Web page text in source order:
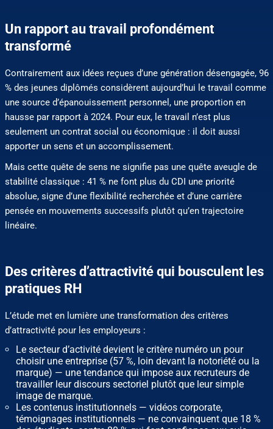
Un rapport au travail profondément
transformé
Contrairement aux idées reçues d’une génération désengagée, 96
% des jeunes diplômés considèrent aujourd’hui le travail comme
une source d’épanouissement personnel, une proportion en
hausse par rapport à 2024. Pour eux, le travail n’est plus
seulement un contrat social ou économique : il doit aussi
apporter un sens et un accomplissement.
Mais cette quête de sens ne signifie pas une quête aveugle de
stabilité classique : 41 % ne font plus du CDI une priorité
absolue, signe d’une flexibilité recherchée et d’une carrière
pensée en mouvements successifs plutôt qu’en trajectoire
linéaire.
Des critères d’attractivité qui bousculent les
pratiques RH
L’étude met en lumière une transformation des critères
d’attractivité pour les employeurs :
Le secteur d’activité devient le critère numéro un pour
choisir une entreprise (57 %, loin devant la notoriété ou la
marque) — une tendance qui impose aux recruteurs de
travailler leur discours sectoriel plutôt que leur simple
image de marque.
Les contenus institutionnels — vidéos corporate,
témoignages institutionnels — ne convainquent que 18 %